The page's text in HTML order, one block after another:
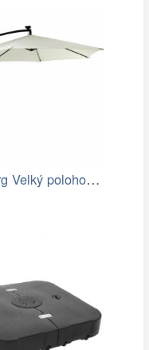
Avenberg Velký polohovatelný slunečník…